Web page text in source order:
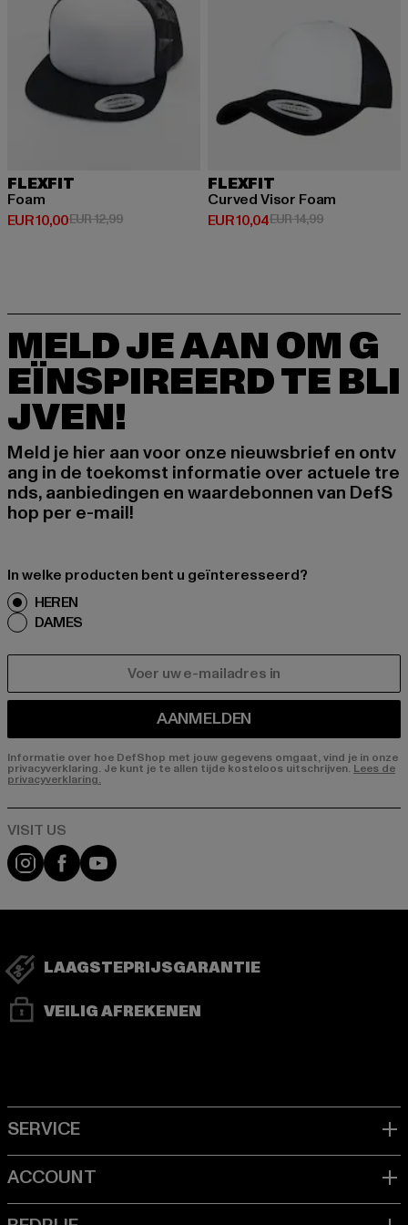
FLEXFIT
Foam
EUR 10,00
Huidige prijs: EUR 10,00
EUR 12,99Actieprijs: EUR 12,99
FLEXFIT
Curved Visor Foam
EUR 10,04
Huidige prijs: EUR 10,04
EUR 14,99Actieprijs: EUR
MELD JE AAN OM G
EÏNSPIREERD TE BLI
JVEN!
Meld je hier aan voor onze nieuwsbrief en ontv
ang in de toekomst informatie over actuele tre
nds, aanbiedingen en waardebonnen van DefS
hop per e-mail!
In welke producten bent u geïnteresseerd?
HEREN
DAMES
AANMELDEN
Informatie over hoe DefShop met jouw gegevens omgaat, vind je in onze
privacyverklaring. Je kunt je te allen tijde kosteloos uitschrijven.Lees de
privacyverklaring.
Visit our Instagram page:
Visit our Facebook page:
Visit our YouTube channel:
LAAGSTEPRIJSGARANTIE
VEILIG AFREKENEN